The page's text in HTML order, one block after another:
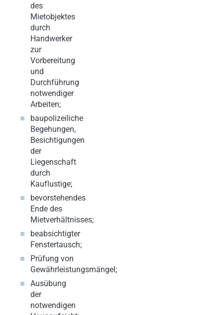
des
Mietobjektes
durch
Handwerker
zur
Vorbereitung
und
Durchführung
notwendiger
Arbeiten;
baupolizeiliche
Begehungen,
Besichtigungen
der
Liegenschaft
durch
Kauflustige;
bevorstehendes
Ende des
Mietverhältnisses;
beabsichtigter
Fenstertausch;
Prüfung von
Gewährleistungsmängel;
Ausübung
der
notwendigen